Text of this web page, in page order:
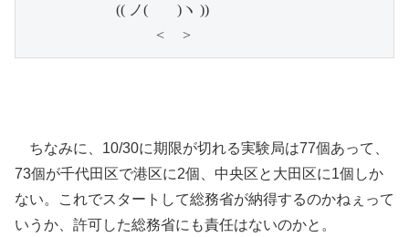
(( ノ(　　)ヽ ))
<　 >
ちなみに、10/30に期限が切れる実験局は77個あって、
73個が千代田区で港区に2個、中央区と大田区に1個しか
ない。これでスタートして総務省が納得するのかねぇって
いうか、許可した総務省にも責任はないのかと。